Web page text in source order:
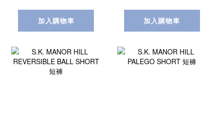
加入購物車 加入購物車